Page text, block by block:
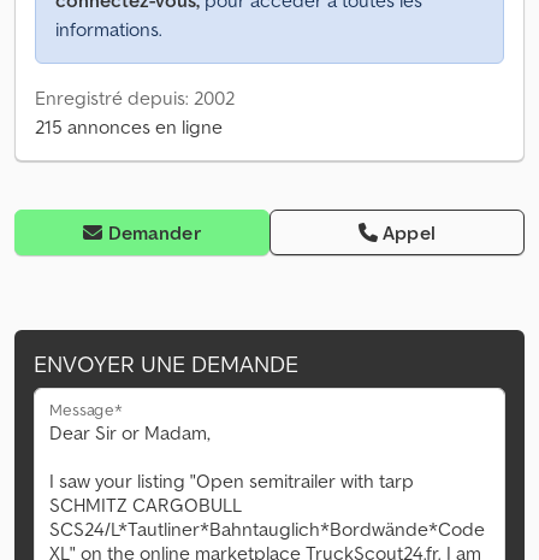
informations.
Enregistré depuis: 2002
215 annonces en ligne
Demander Appel
ENVOYER UNE DEMANDE
Message*